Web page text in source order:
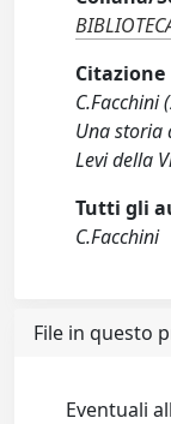
Citazione
C.Facchini
Una storia
Levi della
Tutti gli
C.Facchini
File in questo
Eventuali